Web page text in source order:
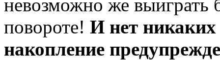
невозможно же выиграть
повороте! И нет
накопление